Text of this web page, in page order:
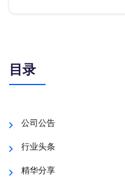
目录
公司公告
行业头条
精华分享